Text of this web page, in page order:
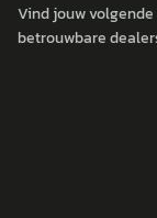
Vind jouw
betrouwbare